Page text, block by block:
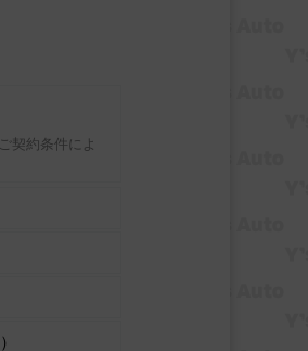
契約条件によ